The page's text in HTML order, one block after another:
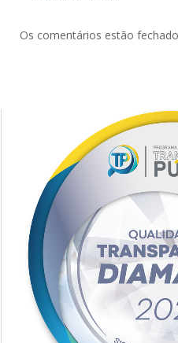
Os comentários estão